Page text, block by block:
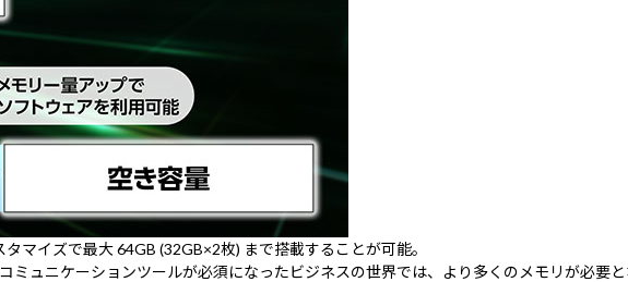
マイズで最大 64GB (32GB×2枚) まで搭載することが可能。
ミュニケーションツールが必須になったビジネスの世界では、より多くのメモリが必要と